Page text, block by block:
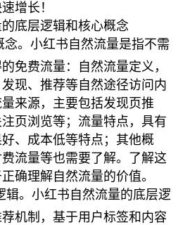
增长！
底层逻辑和核心概念
念。小红书自然流量是指不需
免费流量：自然流量定义，
现、推荐等自然途径访问内
来源，主要包括发现页推
页浏览等；流量特点，具有
、成本低等特点；其他概
流量等也需要了解。了解这
确理解自然流量的价值。
辑。小红书自然流量的底层逻
机制，基于用户标签和内容